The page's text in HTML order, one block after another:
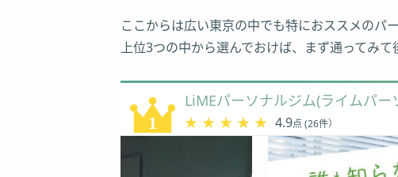
ここからは広い東京の中でも特におススメのパ
上位3つの中から選んでおけば、まず通ってみて
LiMEパーソナルジム(ライムパ
★★★★★
★★★★★ 4.9点 (26件）